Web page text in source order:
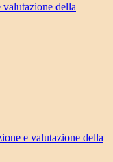
valutazione della
e valutazione della